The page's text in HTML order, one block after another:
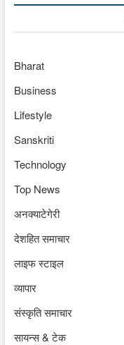
Bharat
Business
Lifestyle
Sanskriti
Technology
Top News
अनक्याटेगेरी
देशहित समाचार
लाइफ स्टाइल
व्यापार
संस्कृति समाचार
सायन्स & टेक